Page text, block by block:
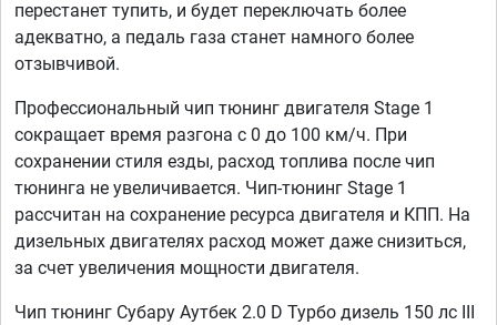
перестанет тупить, и будет переключать более
адекватно, а педаль газа станет намного более
отзывчивой.
Профессиональный чип тюнинг двигателя Stage 1
сокращает время разгона с 0 до 100 км/ч. При
сохранении стиля езды, расход топлива после чип
тюнинга не увеличивается. Чип-тюнинг Stage 1
рассчитан на сохранение ресурса двигателя и КПП. На
дизельных двигателях расход может даже снизиться,
за счет увеличения мощности двигателя.
Чип тюнинг Субару Аутбек 2.0 D Турбо дизель 150 лс III